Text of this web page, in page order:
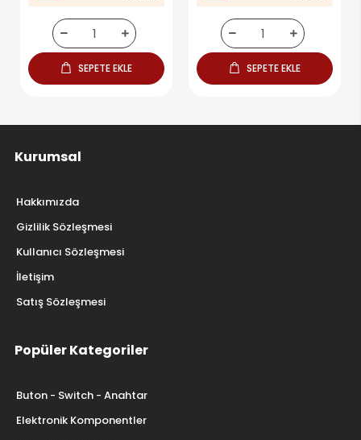
SEPETE EKLE SEPETE EKLE
Kurumsal
Hakkımızda
Gizlilik Sözleşmesi
Kullanıcı Sözleşmesi
İletişim
Satış Sözleşmesi
Popüler Kategoriler
Buton - Switch - Anahtar
Elektronik Komponentler